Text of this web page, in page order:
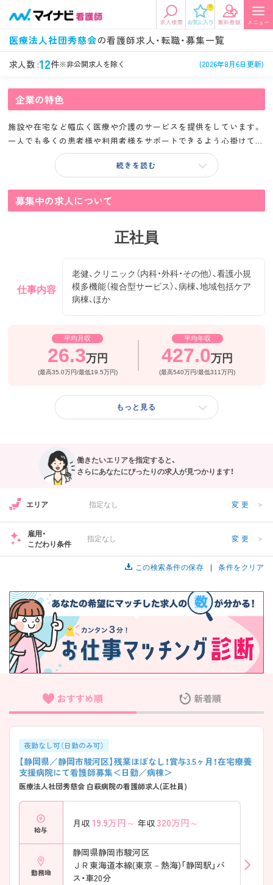
0
医療法人社団秀慈会の看護師求人・転職・募集一覧
求人数 :12件※非公開求人を除く (2026年8月6日更新)
企業の特色
施設や在宅など幅広く医療や介護のサービスを提供をしています。
一人でも多くの患者様や利用者様をサポートできるよう心掛けてお
り、地域社会への貢献に努めている法人様です。また、職員が安心し
て働けるような環境づくりや、より専門的な知識や技術を習得する
【オススメポイント】
・定着率高い環境でベテランスタッフさんも大活躍。
・人間関係も良く、安心して仕事を身につけることのできる環境で
・ご経験者の方、基本給加算あります。
・入職してからは先輩スタッフとマンツーマンで研修♪
・託児所がございますので子育て中のスタッフも多数在籍していま
続きを読む
募集中の求人について
正社員
仕事内容
老健、クリニック（内科・外科・その他）、看護小規
模多機能（複合型サービス）、病棟、地域包括ケア
病棟、ほか
平均月収
26.3万円
(最高35.0万円/最低19.5万円)
平均年収
427.0万円
(最高540万円/最低311万円)
もっと見る
エリアから探す
エリアから探す 駅・路線から探す
関東
東海 関西
希望の求人条件を選択
条件項目の選択に戻る
資格
看護師、准看護師など 常勤、夜勤なし可など
施設形態
病院、クリニック・診療所など
担当業務
病棟、外来など
美容外科、
循環器内科など
雇用形態
正社員、契約社員など
フリーワード検索
働きたいエリアを指定すると、
さらにあなたにぴったりの求人が見つかります！
エリア 指定なし 変更 ＞
雇用・
こだわり条件
指定なし 変更 ＞
この検索条件の保存 条件をクリア
おすすめ順 新着順
夜勤なし可（日勤のみ可）
【静岡県／静岡市駿河区】残業ほぼなし！賞与3.5ヶ月！在宅療養
支援病院にて看護師募集＜日勤／病棟＞
医療法人社団秀慈会 白萩病院の看護師求人(正社員)
給与
月収 19.9万円～ 年収 320万円～
勤務地
静岡県静岡市駿河区
ＪＲ東海道本線(東京－熱海)「静岡駅」バ
ス・車20分